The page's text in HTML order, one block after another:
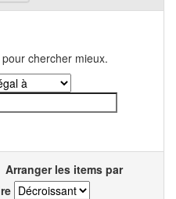
chercher mieux.
Arranger les items par